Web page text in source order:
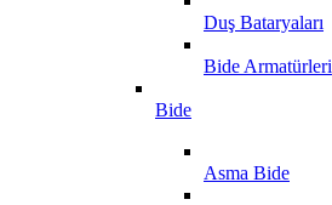
Duş Bataryaları
Bide Armatürleri
Bide
Asma Bide